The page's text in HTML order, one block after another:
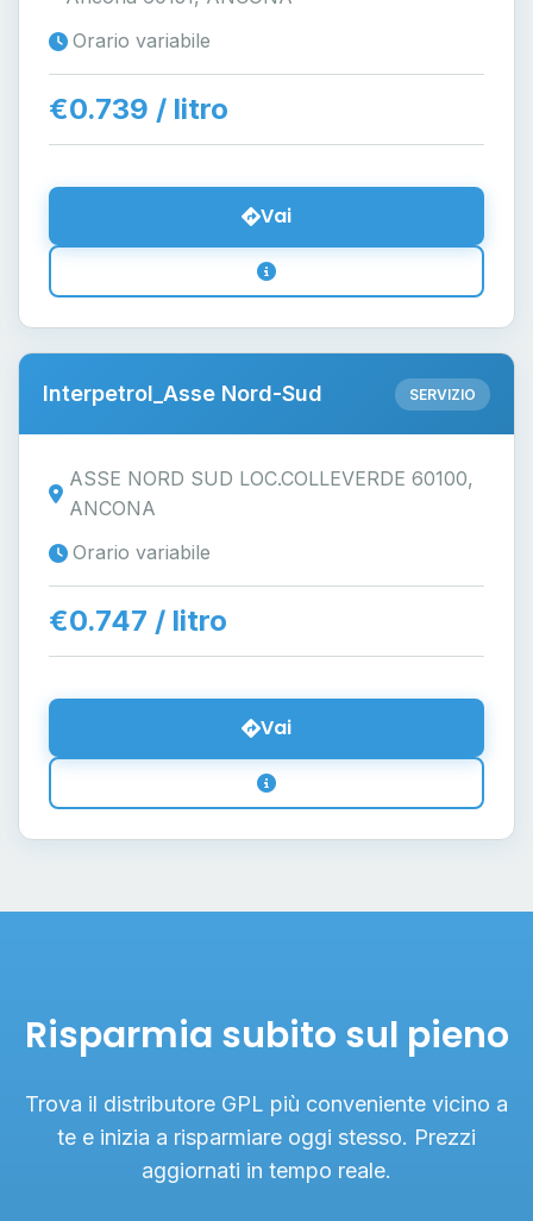
Orario variabile
€0.739 / litro
Vai
Interpetrol_Asse Nord-Sud SERVIZIO
ASSE NORD SUD LOC.COLLEVERDE 60100,
ANCONA
Orario variabile
€0.747 / litro
Vai
Risparmia subito sul pieno
Trova il distributore GPL più conveniente vicino a
te e inizia a risparmiare oggi stesso. Prezzi
aggiornati in tempo reale.